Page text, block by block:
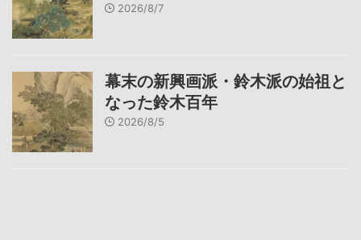
2026/8/7
幕末の新興画派・鈴木派の始祖と
なった鈴木百年
2026/8/5